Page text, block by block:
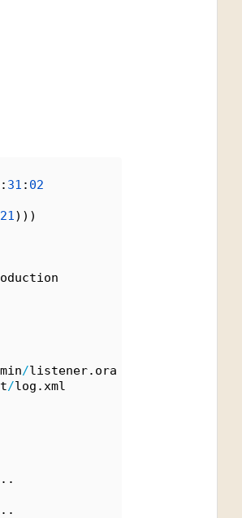
: 31 : 02
)))
/listener.ora
/log.xml